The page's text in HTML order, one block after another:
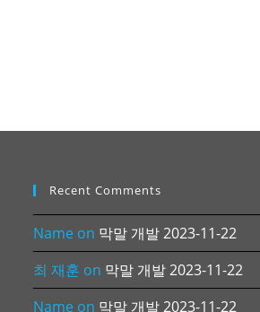
Recent Comments
Name on 막말 개발 2023-11-22
최 재훈 on 막말 개발 2023-11-22
Name on 막말 개발 2023-11-22